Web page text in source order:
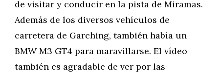
de visitar y conducir en la pista de Miramas.
Además de los diversos vehículos de
carretera de Garching, también había un
BMW M3 GT4 para maravillarse. El vídeo
también es agradable de ver por las